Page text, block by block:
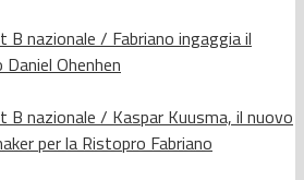
B nazionale / Fabriano ingaggia il
Ohenhen
B nazionale / Kaspar Kuusma, il nuovo
per la Ristopro Fabriano